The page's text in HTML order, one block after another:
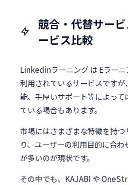
競合・代替サー
ービス比較
Linkedinラーニング は Eラー
利用されているサービスです
能、手厚いサポート等によって
ている場合もあります。
市場にはさまざまな特徴を持
り、ユーザーの利用目的に合
が多いのが現状です。
その中でも、KAJABI や